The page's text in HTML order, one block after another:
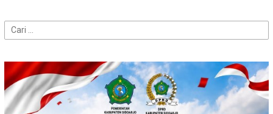
Cari
untuk: